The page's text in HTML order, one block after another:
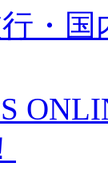
行・